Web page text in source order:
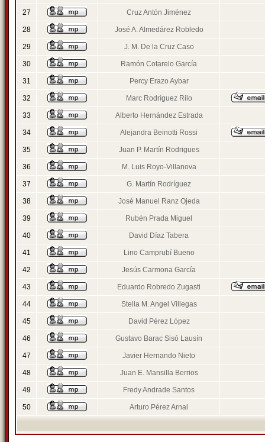
27 Cruz Antón Jiménez
28 José A. Almedárez Robledo
29 J. M. De la Cruz Caso
30 Ramón Cotarelo García
31 Percy Erazo Aybar
32 Marc Rodríguez Rilo
33 Alberto Hernández Estrada
34 Alejandra Beinotti Rossi
35 Juan P. Martín Rodrigues
36 M. Luis Royo-Villanova
37 G. Martín Rodríguez
38 José Manuel Ranz Ojeda
39 Rubén Prada Miguel
40 David Díaz Tabera
41 Lino Camprubí Bueno
42 Jesús Carmona García
43 Eduardo Robredo Zugasti
44 Stella M. Angel Villegas
45 David Pérez López
46 Gustavo Barac Sisó Lausín
47 Javier Hernando Nieto
48 Juan E. Mansilla Berrios
49 Fredy Andrade Santos
50 Arturo Pérez Arnal